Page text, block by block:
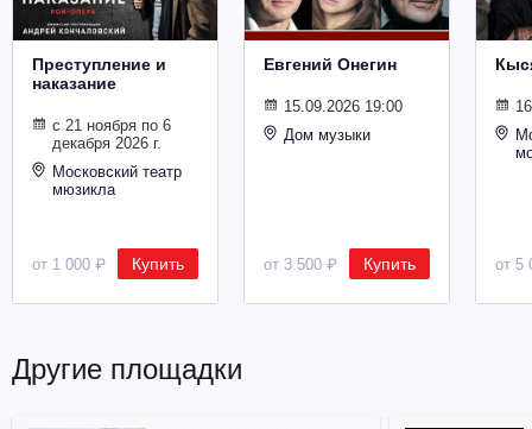
Преступление и
наказание
с 21 ноября по 6
декабря 2026 г.
Московский театр
мюзикла
от 1 000 ₽ Купить
Евгений Онегин
15.09.2026 19:00
Дом музыки
от 3 500 ₽ Купить от 5
Другие площадки